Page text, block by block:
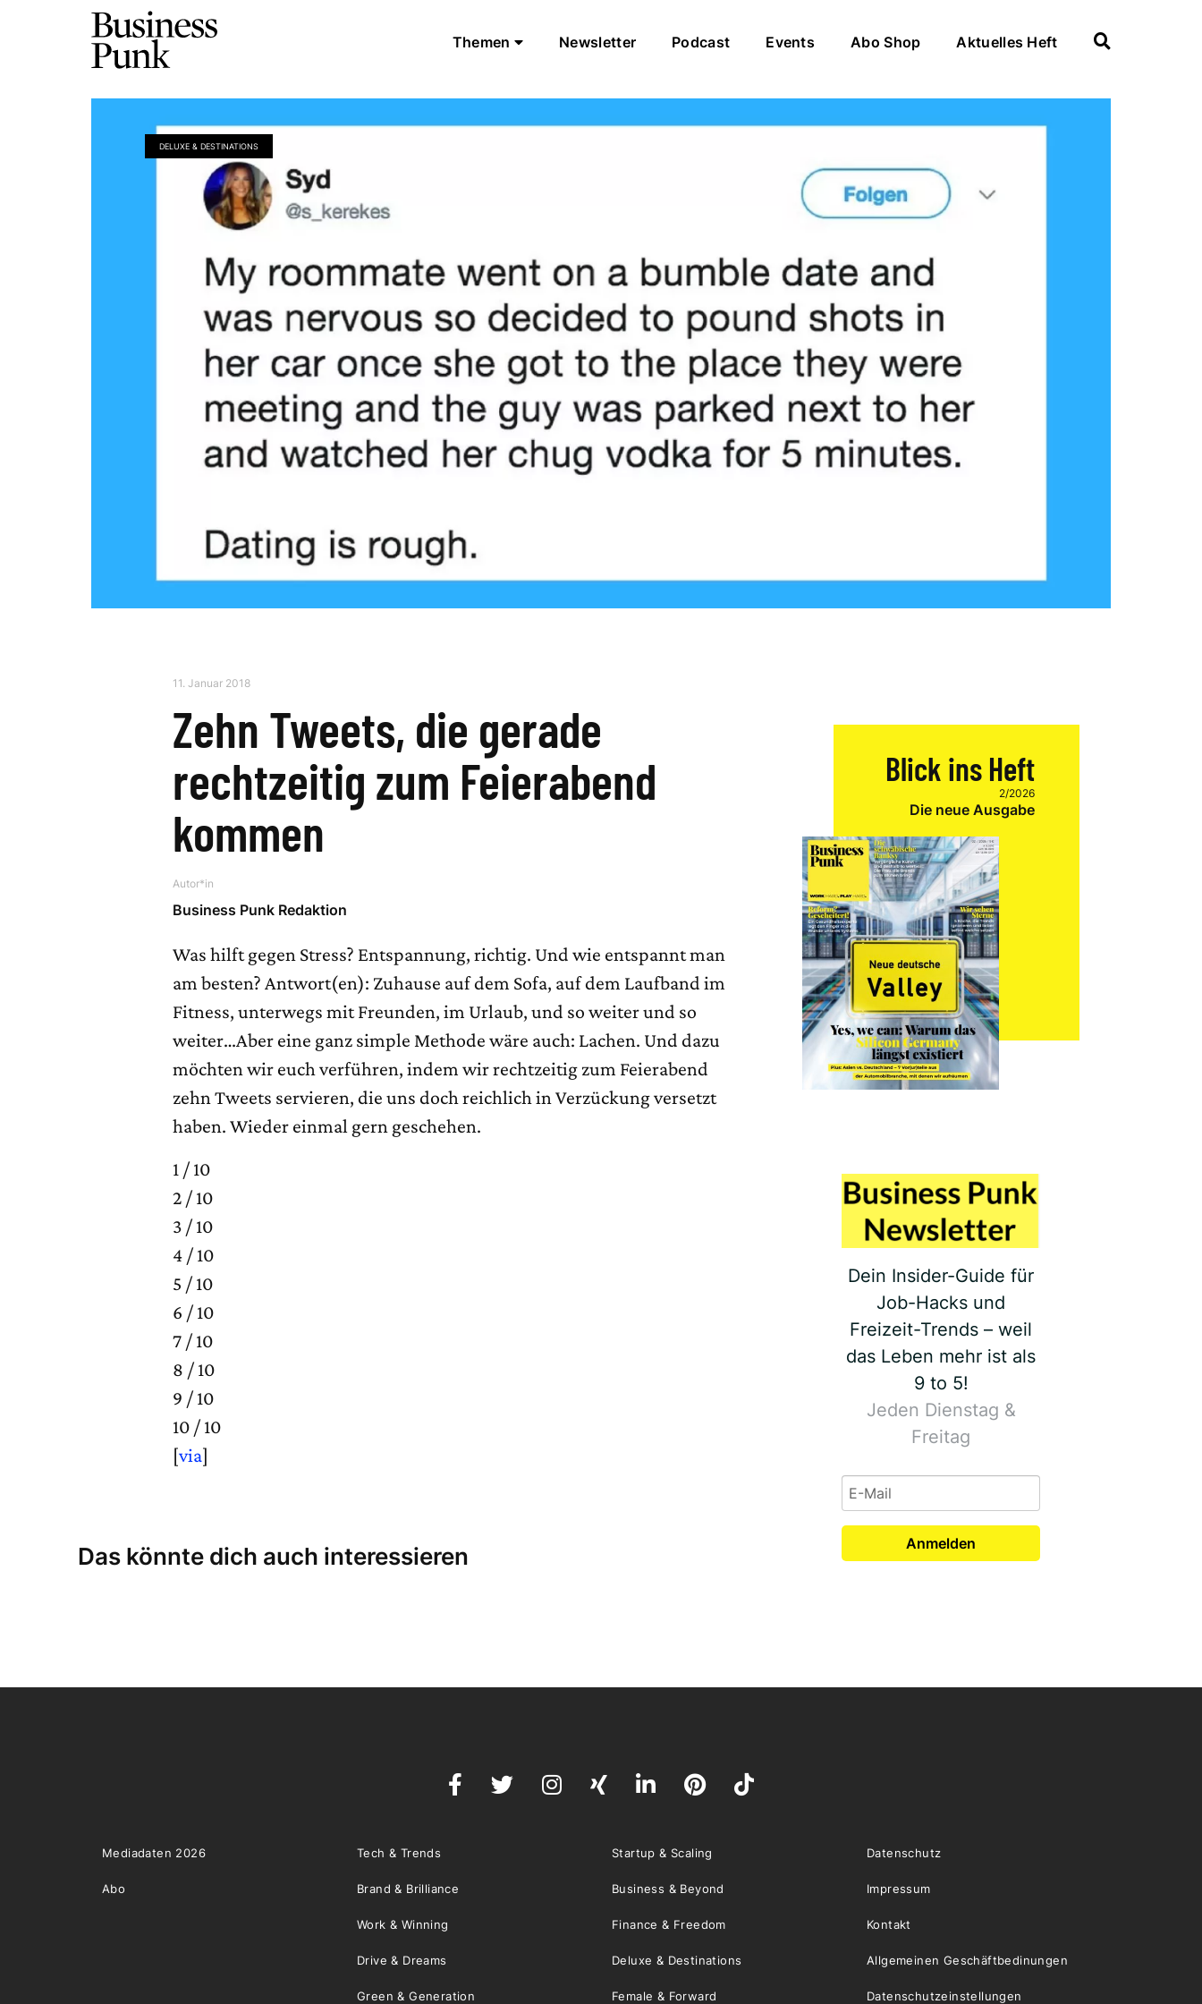
Themen Newsletter Podcast Events Abo Shop Aktuelles Heft
DELUXE & DESTINATIONS
11. Januar 2018
Zehn Tweets, die gerade
rechtzeitig zum Feierabend
kommen
Autor*in
Business Punk Redaktion
Was hilft gegen Stress? Entspannung, richtig. Und wie entspannt man
am besten? Antwort(en): Zuhause auf dem Sofa, auf dem Laufband im
Fitness, unterwegs mit Freunden, im Urlaub, und so weiter und so
weiter…Aber eine ganz simple Methode wäre auch: Lachen. Und dazu
möchten wir euch verführen, indem wir rechtzeitig zum Feierabend
zehn Tweets servieren, die uns doch reichlich in Verzückung versetzt
haben. Wieder einmal gern geschehen.
1 / 10
2 / 10
3 / 10
4 / 10
5 / 10
6 / 10
7 / 10
8 / 10
9 / 10
10 / 10
[via]
Das könnte dich auch interessieren
Blick ins Heft
2/2026
Die neue Ausgabe
Dein Insider-Guide für
Job-Hacks und
Freizeit-Trends – weil
das Leben mehr ist als
9 to 5!
Jeden Dienstag &
Freitag
Anmelden
Mediadaten 2026
Abo
Tech & Trends Startup & Scaling
Brand & Brilliance Business & Beyond
Work & Winning Finance & Freedom
Drive & Dreams Deluxe & Destinations
Green & Generation Female & Forward
Datenschutz
Impressum
Kontakt
Allgemeinen Geschäftbedinungen
Datenschutzeinstellungen